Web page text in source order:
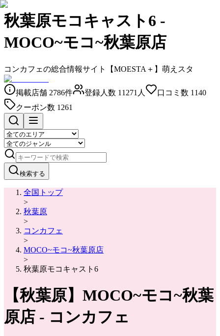
秋葉原モコキャスト6 -
MOCO~モコ~秋葉原店
コンカフェの総合情報サイト【MOESTA＋】萌えスタ
掲載店舗 2786件 登録人数 11271 人 口コミ数 1140
クーポン数 1261
検索する
全国トップ
>
秋葉原
>
コンカフェ
>
MOCO~モコ~秋葉原店
>
秋葉原モコキャスト6
【秋葉原】 MOCO~モコ~秋葉
原店 - コンカフェ